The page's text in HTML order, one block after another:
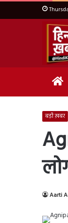
बड़ी ख़बर
Aarti